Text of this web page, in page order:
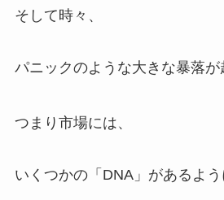
そして時々、
パニックのような大きな暴落が
つまり市場には、
いくつかの「DNA」があるよう